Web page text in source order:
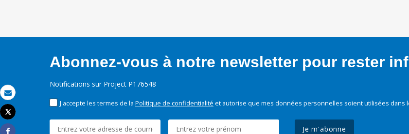
Email
Imprimer
Tweet
Abonnez-vous à notre newsletter pour rester
Notifications sur Project P176548
J'accepte les termes de la Politique de confidentialité et autorise que mes données personnelles soient utilisées dans
Je m'abonne